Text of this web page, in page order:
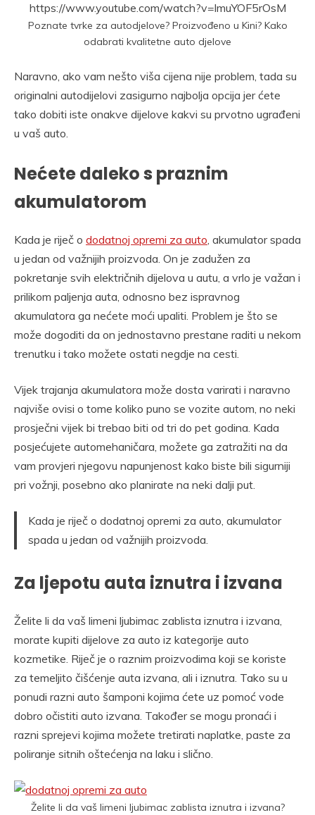
https://www.youtube.com/watch?v=lmuYOF5rOsM
Poznate tvrke za autodjelove? Proizvođeno u Kini? Kako
odabrati kvalitetne auto djelove
Naravno, ako vam nešto viša cijena nije problem, tada su
originalni autodijelovi zasigurno najbolja opcija jer ćete
tako dobiti iste onakve dijelove kakvi su prvotno ugrađeni
u vaš auto.
Nećete daleko s praznim
akumulatorom
Kada je riječ o dodatnoj opremi za auto, akumulator spada
u jedan od važnijih proizvoda. On je zadužen za
pokretanje svih električnih dijelova u autu, a vrlo je važan i
prilikom paljenja auta, odnosno bez ispravnog
akumulatora ga nećete moći upaliti. Problem je što se
može dogoditi da on jednostavno prestane raditi u nekom
trenutku i tako možete ostati negdje na cesti.
Vijek trajanja akumulatora može dosta varirati i naravno
najviše ovisi o tome koliko puno se vozite autom, no neki
prosječni vijek bi trebao biti od tri do pet godina. Kada
posjećujete automehaničara, možete ga zatražiti na da
vam provjeri njegovu napunjenost kako biste bili sigurniji
pri vožnji, posebno ako planirate na neki dalji put.
Kada je riječ o dodatnoj opremi za auto, akumulator
spada u jedan od važnijih proizvoda.
Za ljepotu auta iznutra i izvana
Želite li da vaš limeni ljubimac zablista iznutra i izvana,
morate kupiti dijelove za auto iz kategorije auto
kozmetike. Riječ je o raznim proizvodima koji se koriste
za temeljito čišćenje auta izvana, ali i iznutra. Tako su u
ponudi razni auto šamponi kojima ćete uz pomoć vode
dobro očistiti auto izvana. Također se mogu pronaći i
razni sprejevi kojima možete tretirati naplatke, paste za
poliranje sitnih oštećenja na laku i slično.
Želite li da vaš limeni ljubimac zablista iznutra i izvana?